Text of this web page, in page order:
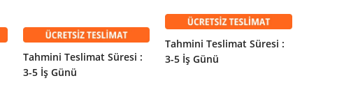
Tahmini Teslimat Süresi :
3-5 İş Günü
Tahmini Teslimat Süresi :
3-5 İş Günü